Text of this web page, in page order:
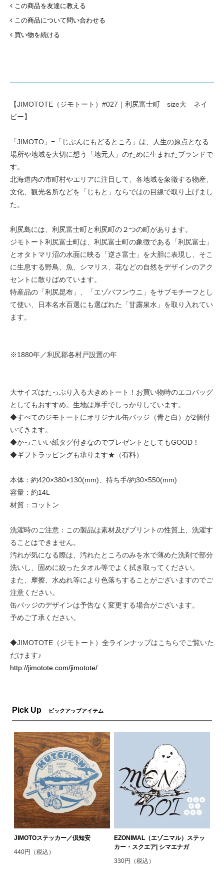
この商品を友達に教える
この商品について問い合わせる
買い物を続ける
【JIMOTOTE（ジモトート）#027｜利尻富士町 size大 ネイ
ビー】
「JIMOTO」=「じぶんにもどるところ」は、人生の原点となる
場所や地域を大切に想う「地元人」のために生まれたブランドで
す。
北海道内の市町村やエリアに注目して、各地域を象徴する物産、
文化、観光名所などを「じもと」ならではの目線で取り上げまし
た。
利尻島には、利尻富士町と利尻町の２つの町があります。
ジモトート利尻富士町は、利尻富士町の象徴である「利尻富士」
とオタトマリ沼の水面に映る「逆さ富士」を大胆に表現し、そこ
に生息する野鳥、魚、シマリス、花などの自然をデザインのアク
セントに散りばめています。
特産品の「利尻昆布」、「エゾバフンウニ」をサブモチーフとし
て使い、日本名水百選にも選ばれた「甘露泉水」を取り入れてい
ます。
※1880年／利尻郡各村戸設置の年
大サイズはたっぷり入る大きめトート！お買い物時のエコバッグ
としてもおすすめ。生地は厚手でしっかりしています。
◆すべてのジモトートにオリジナル缶バッジ（青と白）が2個付
いてきます。
◆かっこいい紙タグ付きなのでプレゼントとしてもGOOD！
◆ギフトラッピングも承ります★（有料）
本体：約420×380×130(mm)、持ち手/約30×550(mm)
容量：約14L
材質：コットン
洗濯時のご注意：この製品は素材及びプリントの性質上、洗濯す
ることはできません。
汚れが気になる際は、汚れたところのみを水で薄めた洗剤で部分
洗いし、固めに絞ったタオル等でよく拭き取ってください。
また、摩擦、水ぬれ等により色落ちすることがございますのでご
注意ください。
缶バッジのデザインは予告なく変更する場合がございます。
予めご了承ください。
◆JIMOTOTE（ジモトート）全ラインナップはこちらでご覧いた
だけます♪
http://jimotote.com/jimotote/
Pick Up ピックアップアイテム
JIMOTOステッカー／倶知安
440円（税込）
EZONIMAL（エゾニマル）ステッ
カー・スクエア| シマエナガ
330円（税込）